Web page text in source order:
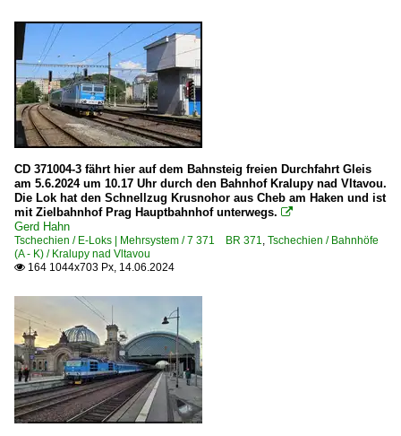
CD 371004-3 fährt hier auf dem Bahnsteig freien Durchfahrt Gleis
am 5.6.2024 um 10.17 Uhr durch den Bahnhof Kralupy nad Vltavou.
Die Lok hat den Schnellzug Krusnohor aus Cheb am Haken und ist
mit Zielbahnhof Prag Hauptbahnhof unterwegs. 
Gerd Hahn
Tschechien / E-Loks | Mehrsystem / 7 371 BR 371, Tschechien / Bahnhöfe
(A - K) / Kralupy nad Vltavou
 164 1044x703 Px, 14.06.2024